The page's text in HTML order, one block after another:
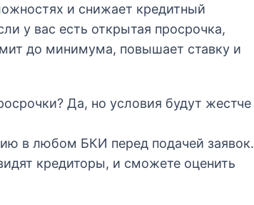
и снижает кредитный
у вас есть открытая просрочка,
до минимума, повышает ставку и
Да, но условия будут жестче
в любом БКИ перед подачей заявок.
кредиторы, и сможете оценить